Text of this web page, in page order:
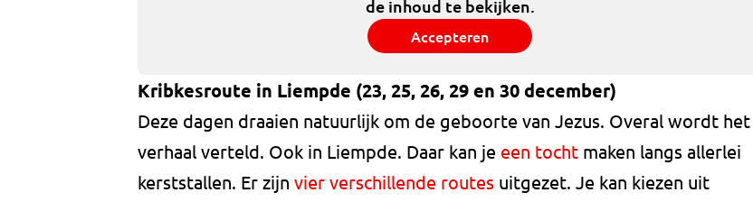
de inhoud te bekijken.
Accepteren
Kribkesroute in Liempde (23, 25, 26, 29 en 30 december)
Deze dagen draaien natuurlijk om de geboorte van Jezus. Overal wordt het
verhaal verteld. Ook in Liempde. Daar kan je een tocht maken langs allerlei
kerststallen. Er zijn vier verschillende routes uitgezet. Je kan kiezen uit